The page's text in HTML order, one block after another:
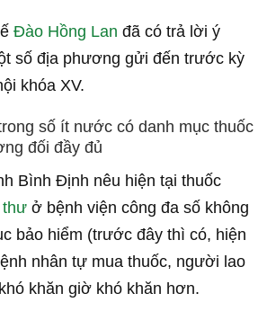
Đào Hồng Lan đã có trả lời ý
số địa phương gửi đến trước kỳ
khóa XV.
số ít nước có danh mục thuốc
đối đầy đủ
Bình Định nêu hiện tại thuốc
thư ở bệnh viện công đa số không
bảo hiểm (trước đây thì có, hiện
nhân tự mua thuốc, người lao
khăn giờ khó khăn hơn.